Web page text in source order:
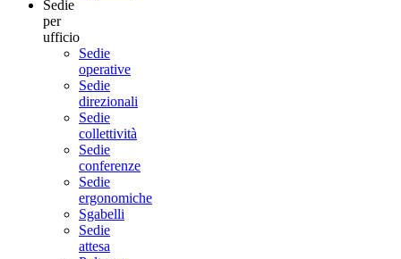
Sedie
per
ufficio
Sedie
operative
Sedie
direzionali
Sedie
collettività
Sedie
conferenze
Sedie
ergonomiche
Sgabelli
Sedie
attesa